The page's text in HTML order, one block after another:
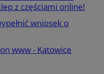
z częściami online!
wniosek o
www - Katowice